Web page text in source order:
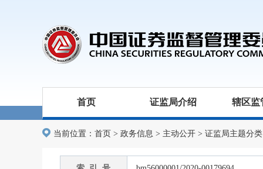
首页 证监局介绍 辖区监
当前位置： 首页 > 政务信息 > 主动公开 > 证监局主题分类